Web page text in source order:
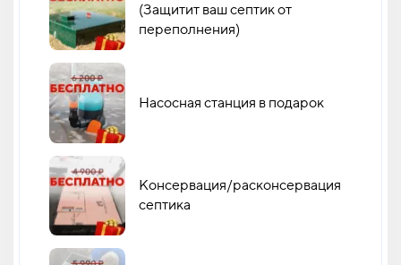
(Защитит ваш септик от
переполнения)
Насосная станция в подарок
Консервация/расконсервация
септика